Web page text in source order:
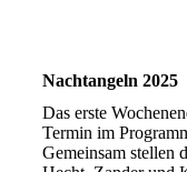
Nachtangeln 2025
Das erste
Termin im
Gemeinsam stellen